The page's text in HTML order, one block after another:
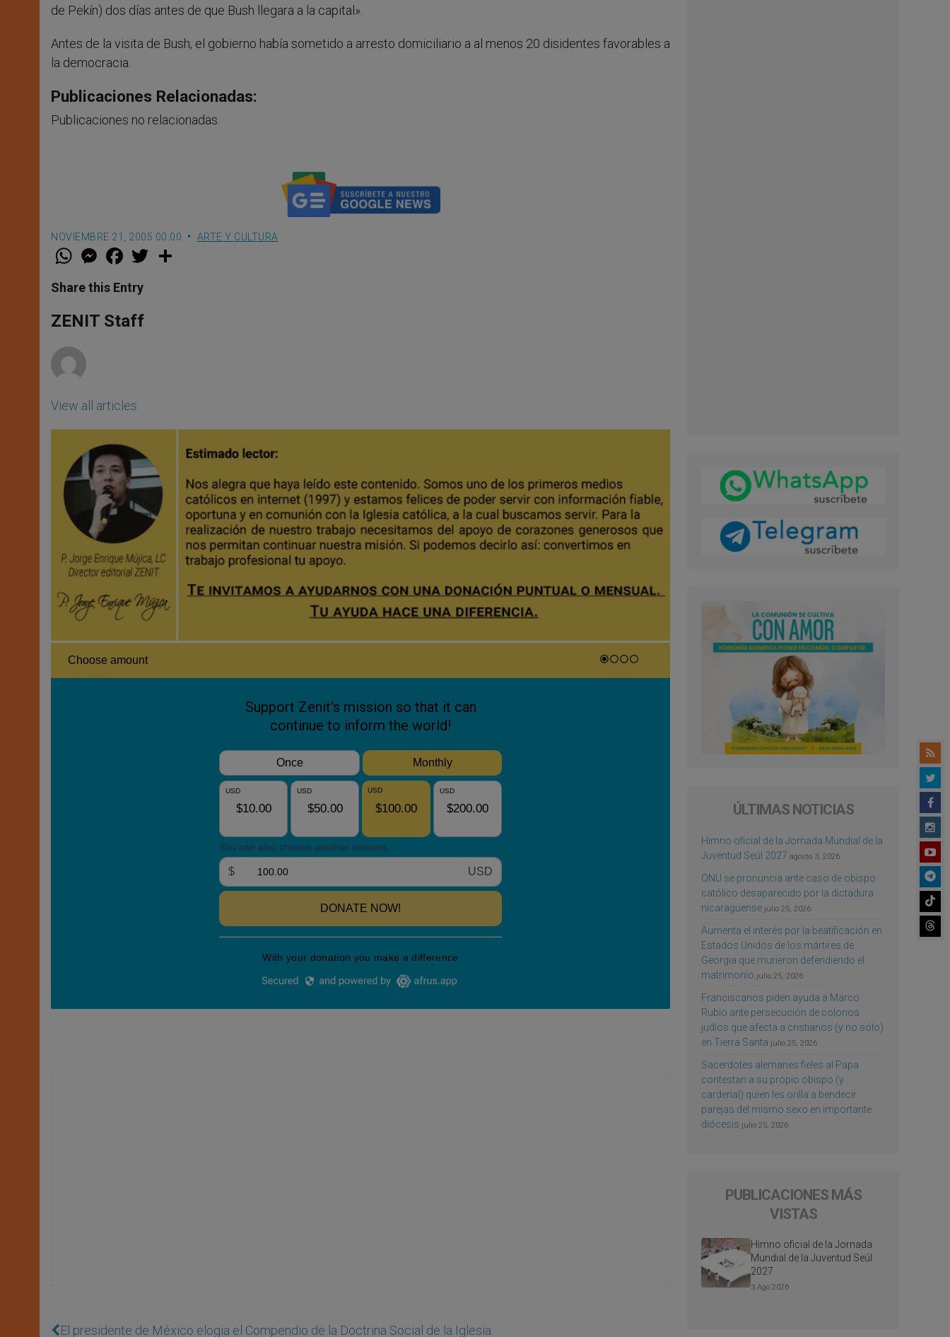
de Pekín) dos días antes de que Bush llegara a la capital».
Antes de la visita de Bush, el gobierno había sometido a arresto domiciliario a al menos 20 disidentes favorables a
la democracia.
Publicaciones Relacionadas:
Publicaciones no relacionadas.
NOVIEMBRE 21, 2005 00:00 ARTE Y CULTURA
W
t
s
p
p
M
e
s
e
g
e
F
a
e
b
o
k
w
Share this Entry
ZENIT Staff
View all articles
El presidente de México elogia el Compendio de la Doctrina Social de la Iglesia
ÚLTIMAS NOTICIAS
Himno oficial de la Jornada Mundial de la
Juventud Seúl 2027 agosto 3, 2026
ONU se pronuncia ante caso de obispo
católico desaparecido por la dictadura
nicaragüense julio 25, 2026
Aumenta el interés por la beatificación en
Estados Unidos de los mártires de
Georgia que murieron defendiendo el
matrimonio julio 25, 2026
Franciscanos piden ayuda a Marco
Rubio ante persecución de colonos
judíos que afecta a cristianos (y no sólo)
en Tierra Santa julio 25, 2026
Sacerdotes alemanes fieles al Papa
contestan a su propio obispo (y
cardenal) quien les orilla a bendecir
parejas del mismo sexo en importante
diócesis julio 25, 2026
PUBLICACIONES MÁS
VISTAS
Himno oficial de la Jornada
Mundial de la Juventud Seúl
2027
3 Ago 2026